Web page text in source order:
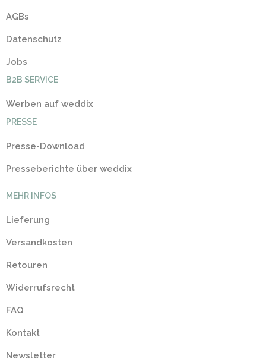
AGBs
Datenschutz
Jobs
B2B SERVICE
Werben auf weddix
PRESSE
Presse-Download
Presseberichte über weddix
MEHR INFOS
Lieferung
Versandkosten
Retouren
Widerrufsrecht
FAQ
Kontakt
Newsletter